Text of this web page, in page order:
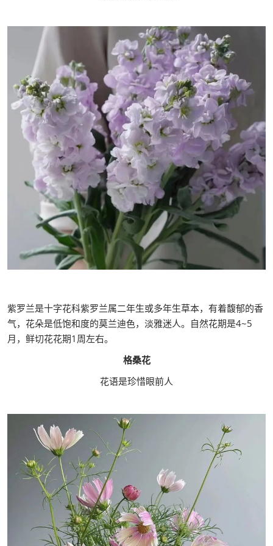
紫罗兰是十字花科紫罗兰属二年生或多年生草本，有着馥郁的香
气，花朵是低饱和度的莫兰迪色，淡雅迷人。自然花期是4~5
月，鲜切花花期1周左右。
格桑花
花语是珍惜眼前人